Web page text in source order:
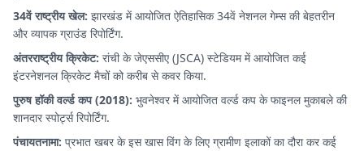
34वें राष्ट्रीय खेल: झारखंड में आयोजित ऐतिहासिक 34वें नेशनल गेम्स की बेहतरीन
और व्यापक ग्राउंड रिपोर्टिंग.
अंतरराष्ट्रीय क्रिकेट: रांची के जेएससीए (JSCA) स्टेडियम में आयोजित कई
इंटरनेशनल क्रिकेट मैचों को करीब से कवर किया.
पुरुष हॉकी वर्ल्ड कप (2018): भुवनेश्वर में आयोजित वर्ल्ड कप के फाइनल मुकाबले की
शानदार स्पोर्ट्स रिपोर्टिंग.
पंचायतनामा: प्रभात खबर के इस खास विंग के लिए ग्रामीण इलाकों का दौरा कर कई